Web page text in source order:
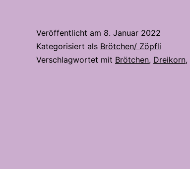
Veröffentlicht am 8. Januar 2022
Kategorisiert als Brötchen/ Zöpfli
Verschlagwortet mit Brötchen, Dreikorn,